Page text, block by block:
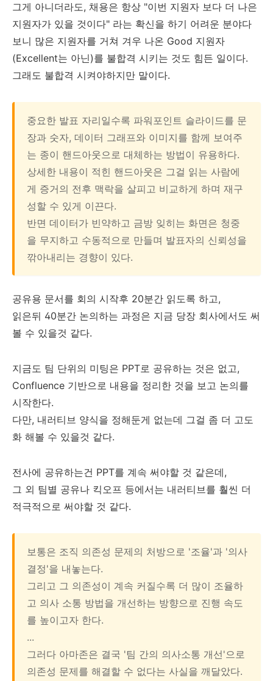
그게 아니더라도, 채용은 항상 "이번 지원자 보다 더 나은
지원자가 있을 것이다" 라는 확신을 하기 어려운 분야다
보니 많은 지원자를 거쳐 겨우 나온 Good 지원자
(Excellent는 아닌)를 불합격 시키는 것도 힘든 일이다.
그래도 불합격 시켜야하지만 말이다.
중요한 발표 자리일수록 파워포인트 슬라이드를 문
장과 숫자, 데이터 그래프와 이미지를 함께 보여주
는 종이 핸드아웃으로 대체하는 방법이 유용하다.
상세한 내용이 적힌 핸드아웃은 그걸 읽는 사람에
게 증거의 전후 맥락을 살피고 비교하게 하며 재구
성할 수 있게 이끈다.
반면 데이터가 빈약하고 금방 잊히는 화면은 청중
을 무지하고 수동적으로 만들며 발표자의 신뢰성을
깎아내리는 경향이 있다.
공유용 문서를 회의 시작후 20분간 읽도록 하고,
읽은뒤 40분간 논의하는 과정은 지금 당장 회사에서도 써
볼 수 있을것 같다.
지금도 팀 단위의 미팅은 PPT로 공유하는 것은 없고,
Confluence 기반으로 내용을 정리한 것을 보고 논의를
시작한다.
다만, 내러티브 양식을 정해둔게 없는데 그걸 좀 더 고도
화 해볼 수 있을것 같다.
전사에 공유하는건 PPT를 계속 써야할 것 같은데,
그 외 팀별 공유나 킥오프 등에서는 내러티브를 훨씬 더
적극적으로 써야할 것 같다.
보통은 조직 의존성 문제의 처방으로 '조율'과 '의사
결정'을 내놓는다.
그리고 그 의존성이 계속 커질수록 더 많이 조율하
고 의사 소통 방법을 개선하는 방향으로 진행 속도
를 높이고자 한다.
...
그러다 아마존은 결국 '팀 간의 의사소통 개선'으로
의존성 문제를 해결할 수 없다는 사실을 깨달았다.